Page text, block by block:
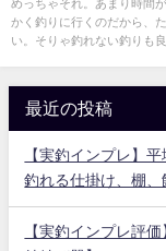
めっちゃそれ。あまり時間
かく釣りに行くのだから、
い。そりゃ釣れない釣りも良
最近の投稿
【実釣インプレ】
釣れる仕掛け、棚
【実釣インプレ評